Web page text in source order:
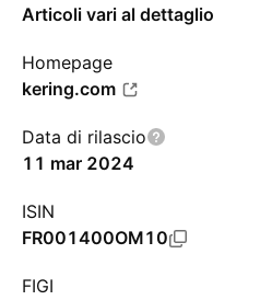
Articoli vari al dettaglio
Homepage
kering.com
Data di rilascio
11 mar 2024
ISIN
FR001400OM10
FIGI